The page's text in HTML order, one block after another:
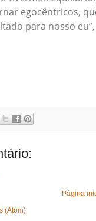
egocêntricos,
para nosso
Página
(Atom)